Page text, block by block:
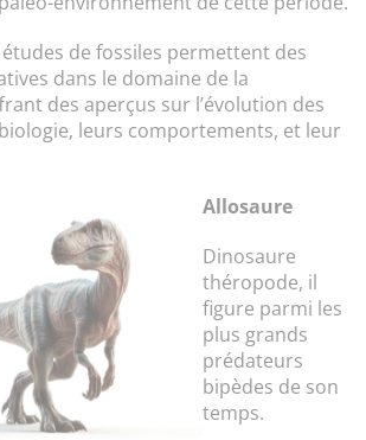
de fossiles permettent des
dans le domaine de la
des aperçus sur l’évolution des
leurs comportements, et leur
Allosaure
Dinosaure
théropode, il
figure parmi les
plus grands
prédateurs
bipèdes de son
temps.